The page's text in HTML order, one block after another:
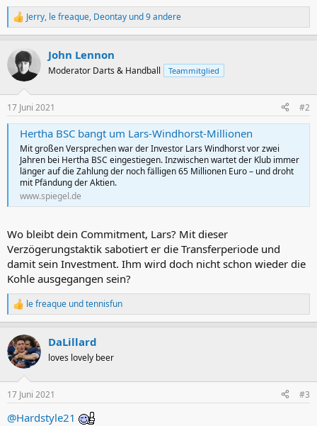
R
e
k
i
e
n
Jerry, le freaque, Deontay und 9 andere
John Lennon
Moderator Darts & Handball Teammitglied
17 Juni 2021 #2
Hertha BSC bangt um Lars-Windhorst-Millionen
Mit großen Versprechen war der Investor Lars Windhorst vor zwei
Jahren bei Hertha BSC eingestiegen. Inzwischen wartet der Klub immer
länger auf die Zahlung der noch fälligen 65 Millionen Euro – und droht
mit Pfändung der Aktien.
www.spiegel.de
Wo bleibt dein Commitment, Lars? Mit dieser
Verzögerungstaktik sabotiert er die Transferperiode und
damit sein Investment. Ihm wird doch nicht schon wieder die
Kohle ausgegangen sein?
R
e
k
t
i
e
:
le freaque undtennisfun
DaLillard
loves lovely beer
17 Juni 2021 #3
@Hardstyle21